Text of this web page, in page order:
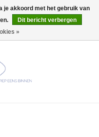
0 Artikelen - €0,00
je akkoord met het gebruik van
Dit bericht verbergen
»
op Do 13/08